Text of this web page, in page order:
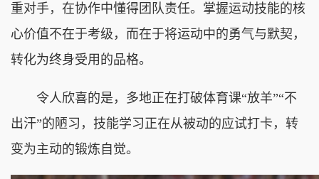
重对手，在协作中懂得团队责任。掌握运动技能的核
心价值不在于考级，而在于将运动中的勇气与默契，
转化为终身受用的品格。
令人欣喜的是，多地正在打破体育课“放羊”“不
出汗”的陋习，技能学习正在从被动的应试打卡，转
变为主动的锻炼自觉。